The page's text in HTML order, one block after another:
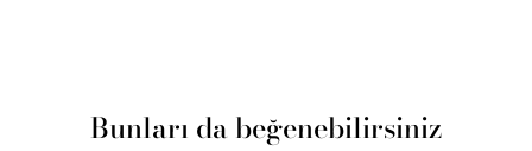
Bunları da beğenebilirsiniz